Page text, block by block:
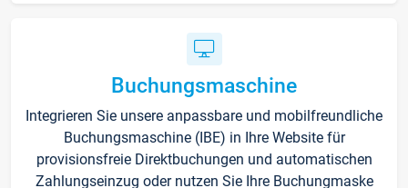
Buchungsmaschine
Integrieren Sie unsere anpassbare und mobilfreundliche
Buchungsmaschine (IBE) in Ihre Website für
provisionsfreie Direktbuchungen und automatischen
Zahlungseinzug oder nutzen Sie Ihre Buchungmaske